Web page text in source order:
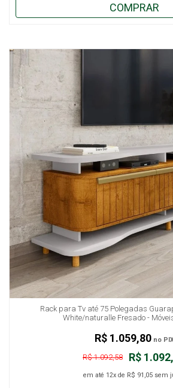
COMPRAR
Rack para Tv até 75 Polegadas
White/naturalle Fresado -
R$
R$ 1.092,58
em até 12x de R$ 91,05 sem
R$ 1.059,80no